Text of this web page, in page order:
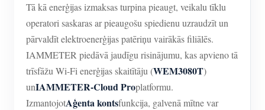
Tā kā enerģijas izmaksas turpina pieaugt, veikalu tīklu
operatori saskaras ar pieaugošu spiedienu uzraudzīt un
pārvaldīt elektroenerģijas patēriņu vairākās filiālēs.
IAMMETER piedāvā jaudīgu risinājumu, kas apvieno tā
trīsfāžu Wi-Fi enerģijas skaitītāju (WEM3080T)
unIAMMETER-Cloud Proplatformu.
IzmantojotAģenta kontsfunkcija, galvenā mītne var